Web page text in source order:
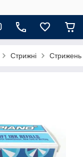
Стрижні Стрижень